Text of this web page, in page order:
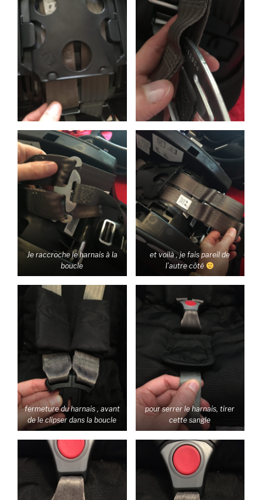
Je raccroche le harnais à la
boucle
et voilà , je fais pareil de
l’autre côté
fermeture du harnais , avant
de le clipser dans la boucle
pour serrer le harnais, tirer
cette sangle